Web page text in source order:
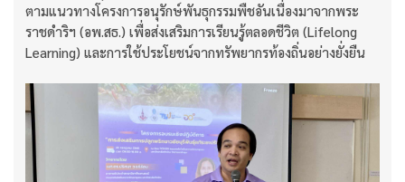
ตามแนวทางโครงการอนุรักษ์พันธุกรรมพืชอันเนื่องมาจากพระ
ราชดำริฯ (อพ.สธ.) เพื่อส่งเสริมการเรียนรู้ตลอดชีวิต (Lifelong
Learning) และการใช้ประโยชน์จากทรัพยากรท้องถิ่นอย่างยั่งยืน